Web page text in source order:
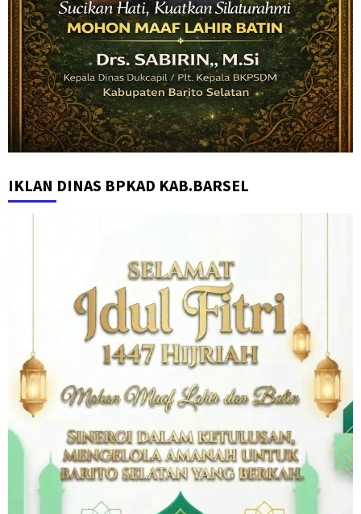
IKLAN DINAS BPKAD KAB.BARSEL